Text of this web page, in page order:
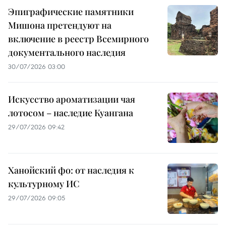
Эпиграфические памятники
Мишона претендуют на
включение в реестр Всемирного
документального наследия
30/07/2026 03:00
Искусство ароматизации чая
лотосом – наследие Куангана
29/07/2026 09:42
Ханойский фо: от наследия к
культурному ИС
29/07/2026 09:05